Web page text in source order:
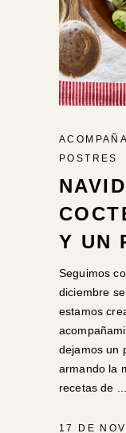
POSTRES
Y UN
Seguimos
diciembre
estamos
dejamos un
armando la
recetas de
17 DE